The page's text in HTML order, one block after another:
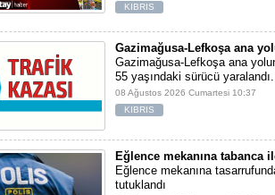
KIBRIS
Gazimağusa-Lefkoşa ana
Gazimağusa-Lefkoşa ana
55 yaşındaki sürücü yaralandı.
08 Ağustos 2026 Cumartesi 10:37
KIBRIS
Eğlence mekanına tabanca
Eğlence mekanına
tutuklandı